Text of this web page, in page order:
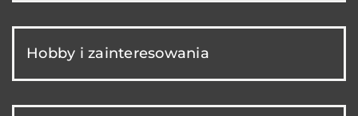
Hobby i zainteresowania